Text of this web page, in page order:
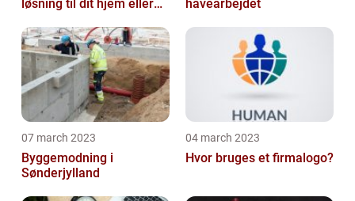
løsning til dit hjem eller
havearbejdet
07 march 2023
Byggemodning i
Sønderjylland
04 march 2023
Hvor bruges et firmalogo?